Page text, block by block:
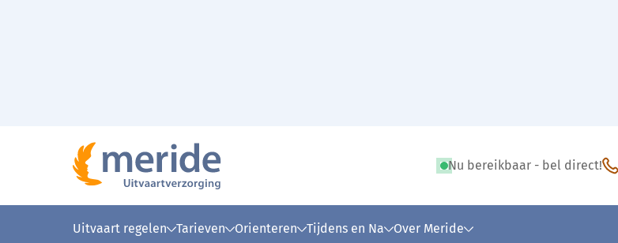
Nu bereikbaar - bel direct!
Uitvaart regelen Tarieven Orienteren Tijdens en Na Over Meride
Lees voor Uitleg woorden Simpele tekst